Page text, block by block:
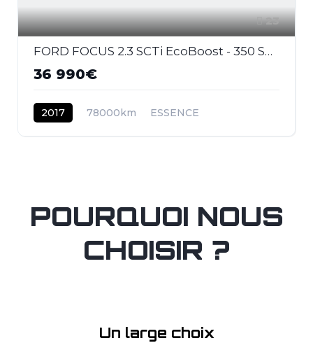
23
FORD FOCUS 2.3 SCTi EcoBoost - 350 S&S III 2011 BERLINE RS Last Edition PHASE 2
36 990€
2017 78000km ESSENCE
POURQUOI NOUS
CHOISIR ?
Un large choix